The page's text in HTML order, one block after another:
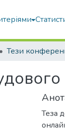
Тези
Теза